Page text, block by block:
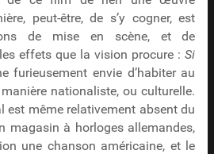
peut-être, de s’y cogner, est
de mise en scène, et de
effets que la vision procure :Si
furieusement envie d’habiter au
nationaliste, ou culturelle.
est même relativement absent du
magasin à horloges allemandes,
une chanson américaine, et le